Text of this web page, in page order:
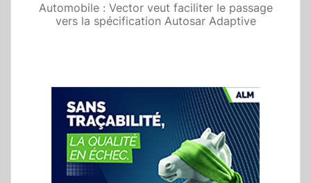
Automobile : Vector veut faciliter le passage
vers la spécification Autosar Adaptive